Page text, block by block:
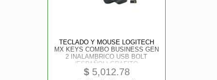
TECLADO Y MOUSE LOGITECH
MX KEYS COMBO BUSINESS GEN
2 INALAMBRICO USB BOLT
(ESPAÑOL) GRAFITO
$5,012.78